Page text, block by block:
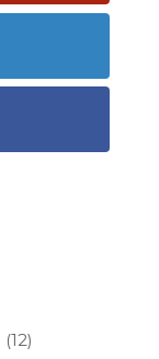
(12)